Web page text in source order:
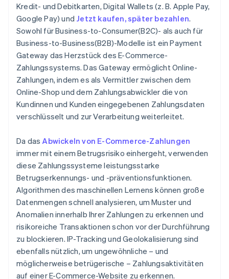
Kredit- und Debitkarten, Digital Wallets (z. B. Apple Pay,
Google Pay) und Jetzt kaufen, später bezahlen.
Sowohl für Business-to-Consumer(B2C)- als auch für
Business-to-Business(B2B)-Modelle ist ein Payment
Gateway das Herzstück des E-Commerce-
Zahlungssystems. Das Gateway ermöglicht Online-
Zahlungen, indem es als Vermittler zwischen dem
Online-Shop und dem Zahlungsabwickler die von
Kundinnen und Kunden eingegebenen Zahlungsdaten
verschlüsselt und zur Verarbeitung weiterleitet.
Da dasAbwickeln von E-Commerce-Zahlungen
immer mit einem Betrugsrisiko einhergeht, verwenden
diese Zahlungssysteme leistungsstarke
Betrugserkennungs- und -präventionsfunktionen.
Algorithmen des maschinellen Lernens können große
Datenmengen schnell analysieren, um Muster und
Anomalien innerhalb Ihrer Zahlungen zu erkennen und
risikoreiche Transaktionen schon vor der Durchführung
zu blockieren. IP-Tracking und Geolokalisierung sind
ebenfalls nützlich, um ungewöhnliche – und
möglicherweise betrügerische – Zahlungsaktivitäten
auf einer E-Commerce-Website zu erkennen.